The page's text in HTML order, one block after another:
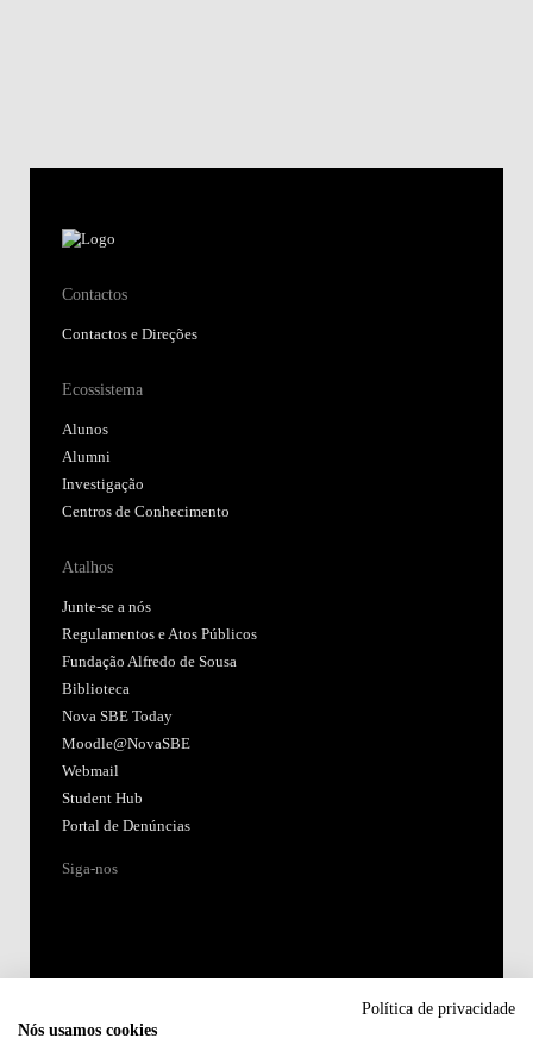
Contactos
Contactos e Direções
Ecossistema
Alunos
Alumni
Investigação
Centros de Conhecimento
Atalhos
Junte-se a nós
Regulamentos e Atos Públicos
Fundação Alfredo de Sousa
Biblioteca
Nova SBE Today
Moodle@NovaSBE
Webmail
Student Hub
Portal de Denúncias
Siga-nos
Política de privacidade
Nós usamos cookies